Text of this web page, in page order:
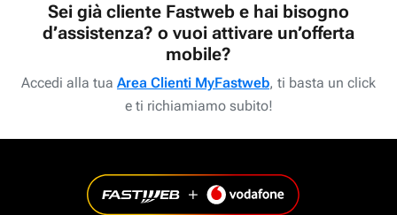
Sei già cliente Fastweb e hai bisogno
d’assistenza? o vuoi attivare un’offerta
mobile?
Accedi alla tua Area Clienti MyFastweb, ti basta un click
e ti richiamiamo subito!